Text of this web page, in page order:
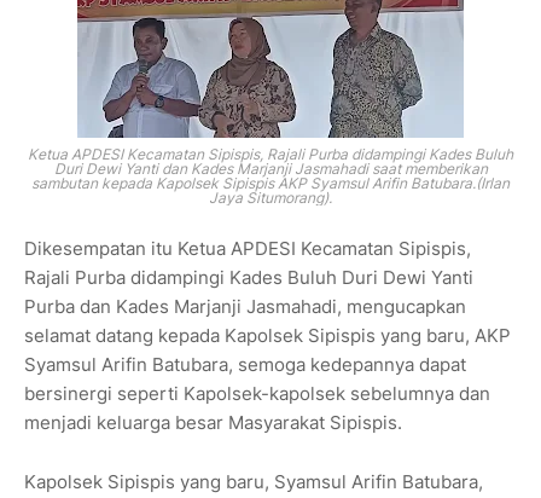
Ketua APDESI Kecamatan Sipispis, Rajali Purba didampingi Kades Buluh
Duri Dewi Yanti dan Kades Marjanji Jasmahadi saat memberikan
sambutan kepada Kapolsek Sipispis AKP Syamsul Arifin Batubara.(Irlan
Jaya Situmorang).
Dikesempatan itu Ketua APDESI Kecamatan Sipispis,
Rajali Purba didampingi Kades Buluh Duri Dewi Yanti
Purba dan Kades Marjanji Jasmahadi, mengucapkan
selamat datang kepada Kapolsek Sipispis yang baru, AKP
Syamsul Arifin Batubara, semoga kedepannya dapat
bersinergi seperti Kapolsek-kapolsek sebelumnya dan
menjadi keluarga besar Masyarakat Sipispis.
Kapolsek Sipispis yang baru, Syamsul Arifin Batubara,